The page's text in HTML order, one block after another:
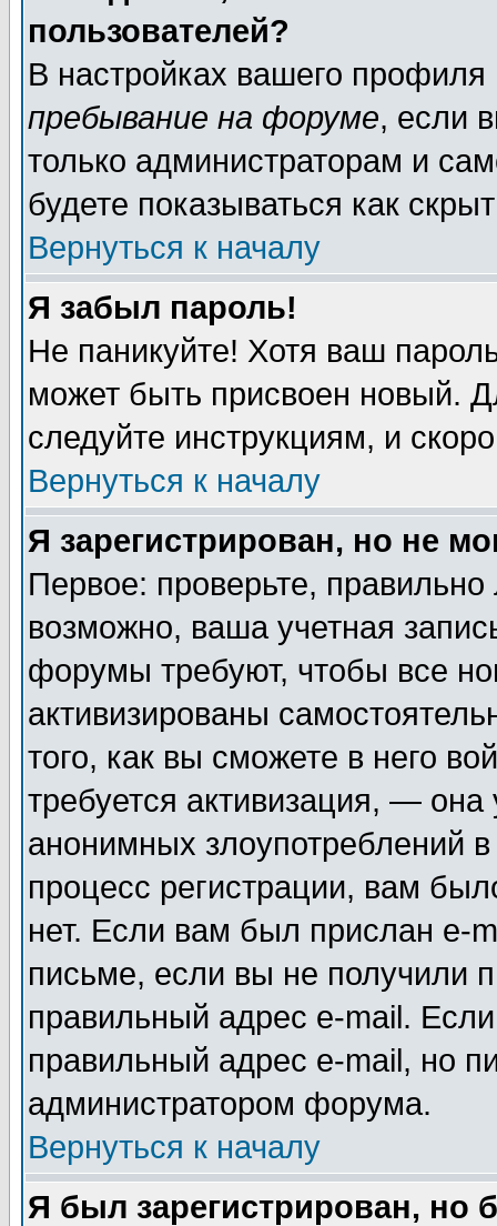
пользователей?
В настройках вашего
пребывание на форуме, если
только администраторам и
будете показываться как
Вернуться к началу
Я забыл пароль!
Не паникуйте! Хотя ваш
может быть присвоен новый.
следуйте инструкциям, и
Вернуться к началу
Я зарегистрирован, но не
Первое: проверьте,
возможно, ваша учетная
форумы требуют, чтобы все
активизированы
того, как вы сможете в него
требуется активизация, —
анонимных злоупотреблений
процесс регистрации, вам
нет. Если вам был прислан e-
письме, если вы не получили
правильный адрес e-mail.
правильный адрес e-mail, но
администратором форума.
Вернуться к началу
Я был зарегистрирован, но